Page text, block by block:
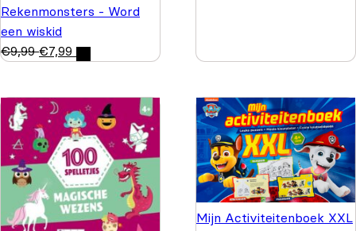
Rekenmonsters - Word
een wiskid
€9,99 €7,99
Mijn Activiteitenboek XXL